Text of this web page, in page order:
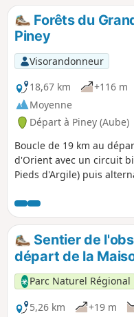
du sentier du Colosse
les 7 stations
impressionnants. Par
l’entrée dans un espace
présence et leur
des sculptures sur
culturel du site et
l’Homme.
Forêts du
Piney
Visorandonneur
18,67 km
+116 m
Moyenne
Départ à Piney (Aube)
Boucle de 19 km au
d'Orient avec un circuit
Pieds d'Argile) puis
Sentier de
départ de la
Parc Naturel Régional
5,26 km
+19 m